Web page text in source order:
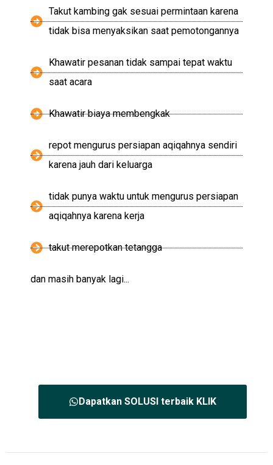
Takut kambing gak sesuai permintaan karena
tidak bisa menyaksikan saat pemotongannya
Khawatir pesanan tidak sampai tepat waktu
saat acara
Khawatir biaya membengkak
repot mengurus persiapan aqiqahnya sendiri
karena jauh dari keluarga
tidak punya waktu untuk mengurus persiapan
aqiqahnya karena kerja
takut merepotkan tetangga
dan masih banyak lagi...
Dapatkan SOLUSI terbaik KLIK